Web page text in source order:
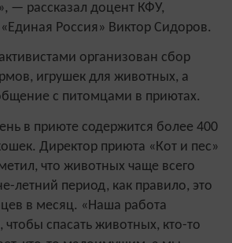
— рассказал доцент КФУ,
Россия» Виктор Сидоров.
организован сбор
игрушек для животных, а
с питомцами в приютах.
в приюте содержится более 400
Директор приюта «Кот и пес»
что животных чаще всего
летний период, как правило, это
в месяц. «Наша работа
чтобы спасать животных, кто-то